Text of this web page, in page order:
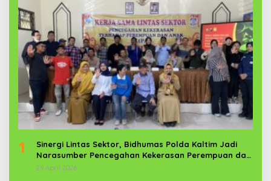
1
Sinergi Lintas Sektor, Bidhumas Polda Kaltim Jadi
Narasumber Pencegahan Kekerasan Perempuan dan
Anak
29 April 2026